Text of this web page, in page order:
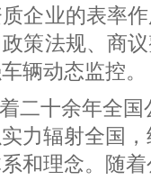
企业的表率
策法规、商
辆动态监控。
二十余年全
力辐射全国
和理念。随